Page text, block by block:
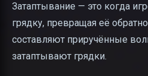
Затаптывание — это когда
грядку, превращая её
составляют приручённые
затаптывают грядки.